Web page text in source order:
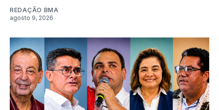
REDAÇÃO BMA
agosto 9, 2026